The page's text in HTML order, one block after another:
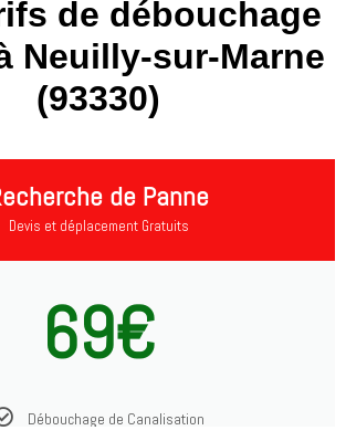
de débouchage
Neuilly-sur-Marne
(93330)
de Panne
Devis et déplacement Gratuits
69€
Débouchage de Canalisation